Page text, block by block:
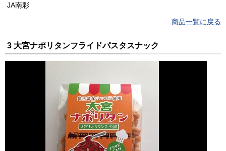
JA南彩
商品一覧に戻る
3 大宮ナポリタンフライドパスタスナック